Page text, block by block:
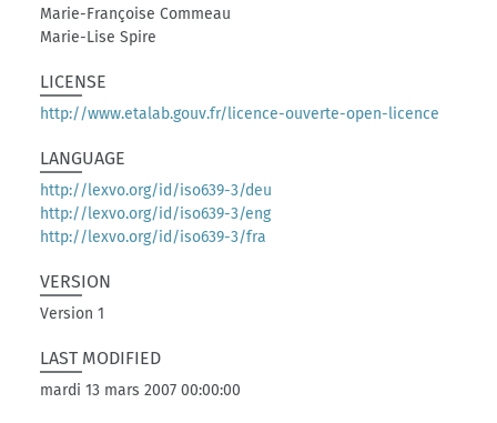
Marie-Françoise Commeau
Marie-Lise Spire
LICENSE
http://www.etalab.gouv.fr/licence-ouverte-open-licence
LANGUAGE
http://lexvo.org/id/iso639-3/deu
http://lexvo.org/id/iso639-3/eng
http://lexvo.org/id/iso639-3/fra
VERSION
Version 1
LAST MODIFIED
mardi 13 mars 2007 00:00:00